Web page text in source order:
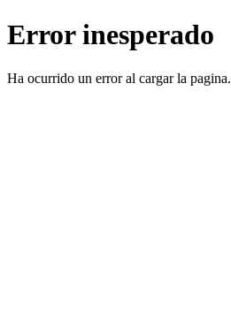
Error inesperado
Ha ocurrido un error al cargar la pagina.